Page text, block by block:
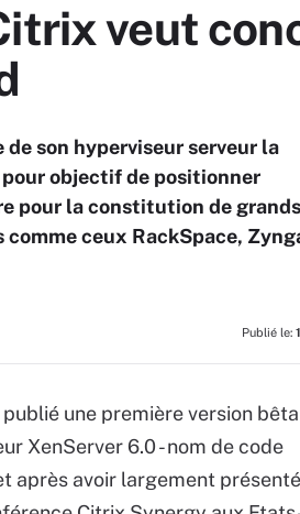
veut
son hyperviseur serveur la
objectif de positionner
pour la constitution de grands
ceux RackSpace,
Publié le:
une première version bêta
XenServer 6.0 - nom de code
après avoir largement